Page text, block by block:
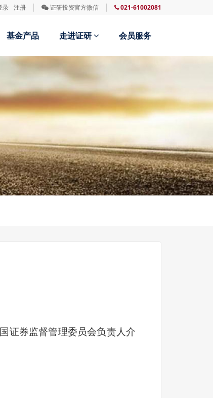
录 注册 证研投资官方微信 021-61002081
基金产品 走进证研 会员服务
证券监督管理委员会负责人介